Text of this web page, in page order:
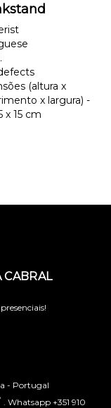
(altura x
x largura) -
x 15 cm
CABRAL
- Portugal
. Whatsapp +351 910